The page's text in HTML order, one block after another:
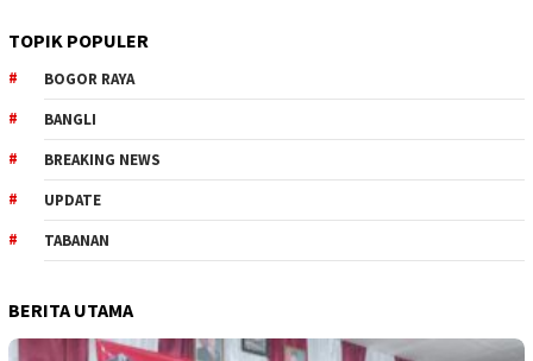
TOPIK POPULER
BOGOR RAYA
BANGLI
BREAKING NEWS
UPDATE
TABANAN
BERITA UTAMA